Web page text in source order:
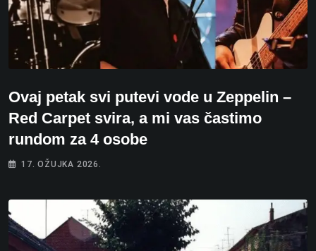
Ovaj petak svi putevi vode u Zeppelin –
Red Carpet svira, a mi vas častimo
rundom za 4 osobe
17. OŽUJKA 2026.